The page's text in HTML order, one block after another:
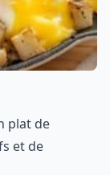
plat de
et de